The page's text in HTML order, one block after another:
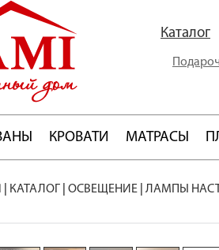
Каталог
КРОВАТИ МАТРАСЫ
КАТАЛОГ ОСВЕЩЕНИЕ ЛАМПЫ